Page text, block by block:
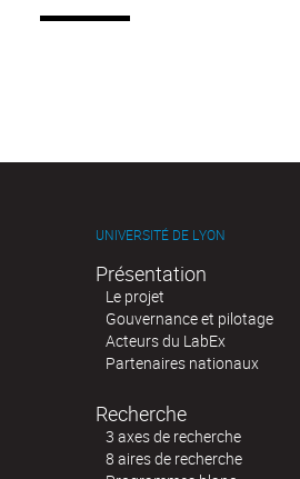
UNIVERSITÉ DE LYON
Présentation
Le projet
Gouvernance et pilotage
Acteurs du LabEx
Partenaires nationaux
Recherche
3 axes de recherche
8 aires de recherche